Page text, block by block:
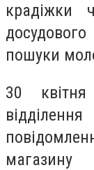
крадіжки
пошуки
30 квітня